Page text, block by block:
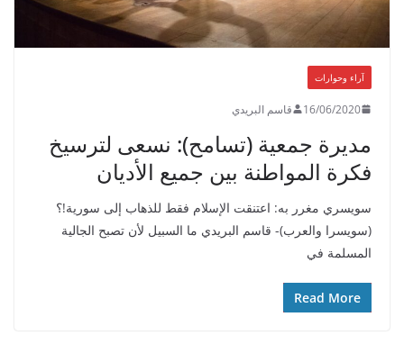
آراء وحوارات
16/06/2020 قاسم البريدي
مديرة جمعية (تسامح): نسعى لترسيخ
فكرة المواطنة بين جميع الأديان
سويسري مغرر به: اعتنقت الإسلام فقط للذهاب إلى سورية!؟
(سويسرا والعرب)- قاسم البريدي ما السبيل لأن تصبح الجالية
المسلمة في
Read More